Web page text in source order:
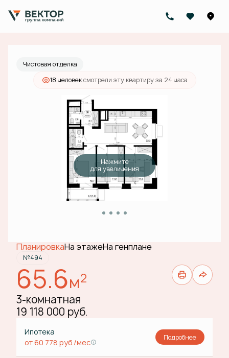
3-комнатная 19 118 000 руб.
Ипотекаот 60 778 руб./мес.
Чистовая отделка
18 человексмотрели эту квартиру за 24 часа
Нажмите
для увеличения
ПланировкаНа этажеНа генплане
№494
65.6м2
3-комнатная
19 118 000 руб.
Ипотека
от 60 778 руб./мес
Подробнее